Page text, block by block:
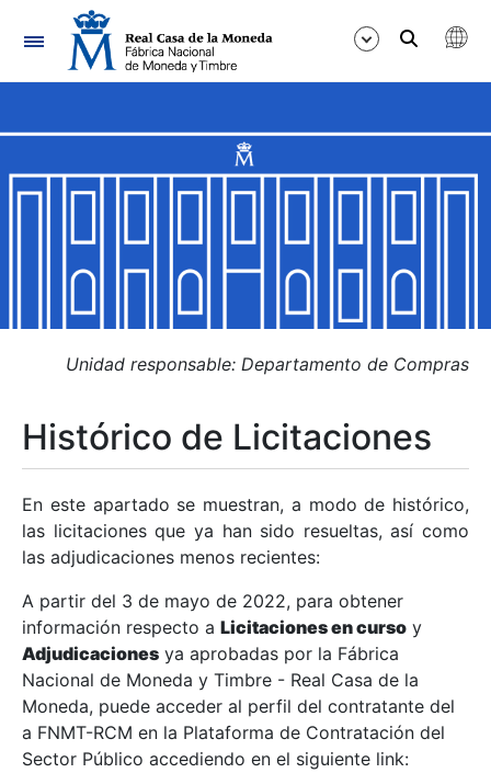
Navegación
Mostrar/Ocultar
Mostrar/Ocultar
Mostrar/Ocultar
Mostrar/Ocultar
Mostrar/Ocultar
Mostrar/Ocultar
Unidad responsable: Departamento de Compras
Histórico de Licitaciones
En este apartado se muestran, a modo de histórico,
las licitaciones que ya han sido resueltas, así como
las adjudicaciones menos recientes:
A partir del 3 de mayo de 2022, para obtener
información respecto a Licitaciones en curso y
Adjudicaciones ya aprobadas por la Fábrica
Nacional de Moneda y Timbre - Real Casa de la
Moneda, puede acceder al perfil del contratante del
a FNMT-RCM en la Plataforma de Contratación del
Sector Público accediendo en el siguiente link: